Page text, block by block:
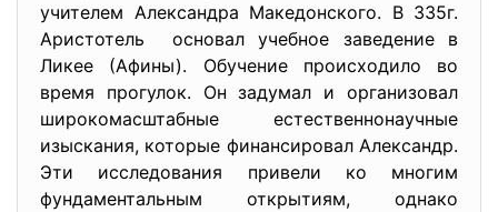
учителем Александра Македонского. В 335г.
Аристотель основал учебное заведение в
Ликее (Афины). Обучение происходило во
время прогулок. Он задумал и организовал
широкомасштабные естественнонаучные
изыскания, которые финансировал Александр.
Эти исследования привели ко многим
фундаментальным открытиям, однако